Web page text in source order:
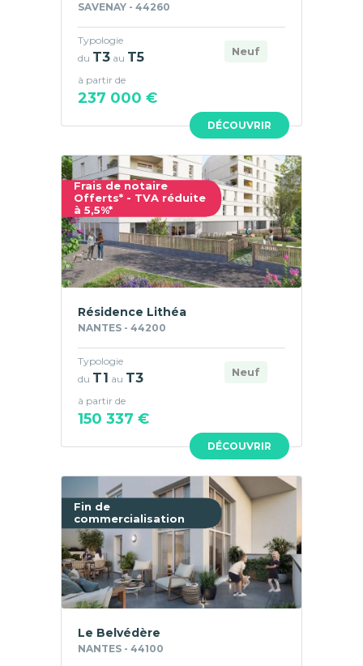
DÉCOUVRIR
SAVENAY - 44260
Neuf
Typologie
du T3 au T5
à partir de
237 000 €
Frais de notaire
Offerts* - TVA réduite
à 5,5%*
DÉCOUVRIR
Résidence Lithéa
NANTES - 44200
Neuf
Typologie
du T1 au T3
à partir de
150 337 €
Fin de
commercialisation
Le Belvédère
NANTES - 44100